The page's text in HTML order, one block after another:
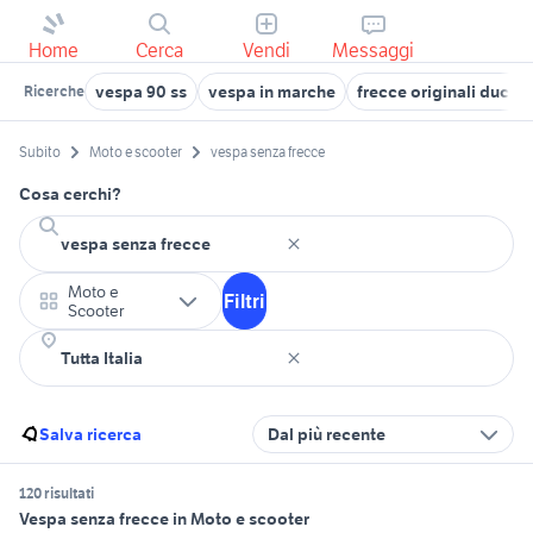
Home Cerca Vendi Messaggi
Ricerche vespa 90 ss vespa in marche frecce originali ducati
Subito Moto e scooter vespa senza frecce
Cosa cerchi?
Moto e
Scooter
Filtri
Salva ricerca Dal più recente
120 risultati
Vespa senza frecce in Moto e scooter